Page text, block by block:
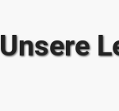
Unsere